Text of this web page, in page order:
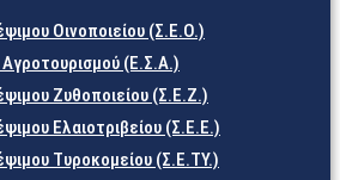
Οινοποιείου (Σ.Ε.Ο.)
Αγροτουρισμού (Ε.Σ.Α.)
Ζυθοποιείου (Σ.Ε.Ζ.)
Ελαιοτριβείου (Σ.Ε.Ε.)
Τυροκομείου (Σ.Ε.TY.)